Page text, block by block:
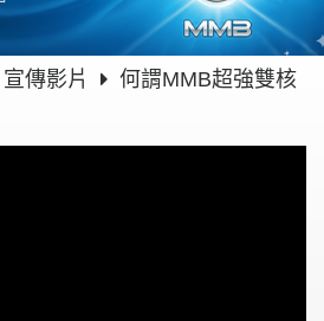
宣傳影片
何謂MMB超強雙核